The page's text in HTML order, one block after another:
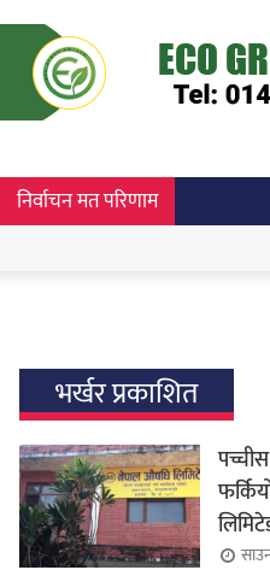
निर्वाचन मत परिणाम
भर्खर प्रकाशित